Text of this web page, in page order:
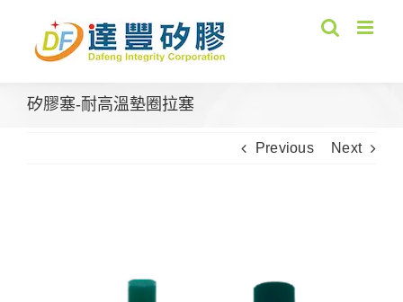
content
矽膠塞-耐高溫墊圈拉塞
Previous Next